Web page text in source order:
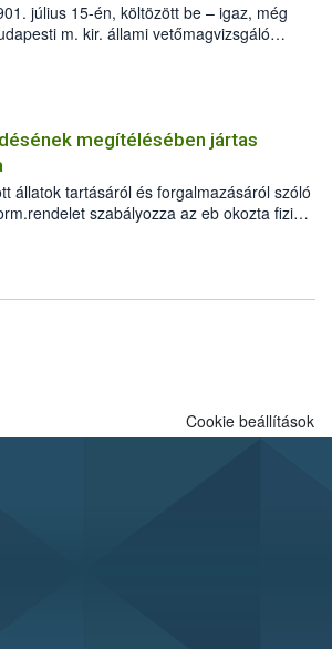
július 15-én, költözött be – igaz, még
m. kir. állami vetőmagvizsgáló
15. szám alatti, Czigler Győző által
megítélésében jártas
állatok tartásáról és forgalmazásáról szóló
szabályozza az eb okozta fizikai
veszélye keletkezésekor felmerülő
valamint a veszélyes eb tartását és annak
megítélésében jártas szakértőt.
Cookie beállítások